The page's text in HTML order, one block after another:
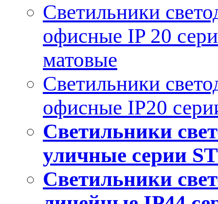
Светильники
офисные IP 20
матовые
Светильники
офисные IP20
Светильники
уличные серии
Светильники